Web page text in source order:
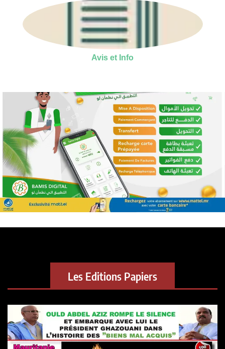
Avis et Info
Les Editions Papiers